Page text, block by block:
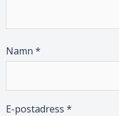
Namn *
E-postadress *